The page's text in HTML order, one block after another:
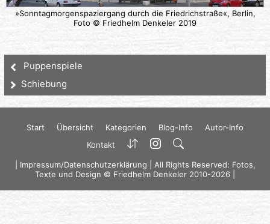
»Sonntagmorgenspaziergang durch die Friedrichstraße«, Berlin,
Foto © Friedhelm Denkeler 2019
Puppenspiele
Schiebung
Start Übersicht Kategorien Blog-Info
Autor-Info
Kontakt
Impressum/Datenschutzerklärung | All Rights Reserved: Fotos,
Texte und Design © Friedhelm Denkeler 2010-2026 |